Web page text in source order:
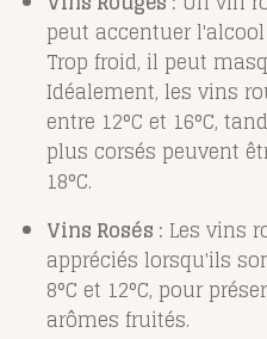
peut accentuer
Trop froid, il peut
Idéalement, les vins
entre 12°C et 16°C,
plus corsés peuvent
18°C.
Vins Rosés : Les vins
appréciés lorsqu'ils
8°C et 12°C, pour
arômes fruités.